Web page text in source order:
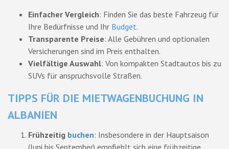
Einfacher Vergleich: Finden Sie das beste Fahrzeug für
Ihre Bedürfnisse und Ihr Budget.
Transparente Preise: Alle Gebühren und optionalen
Versicherungen sind im Preis enthalten.
Vielfältige Auswahl: Von kompakten Stadtautos bis zu
SUVs für anspruchsvolle Straßen.
TIPPS FÜR DIE MIETWAGENBUCHUNG IN
ALBANIEN
Frühzeitig buchen: Insbesondere in der Hauptsaison
(Juni bis September) empfiehlt sich eine frühzeitige